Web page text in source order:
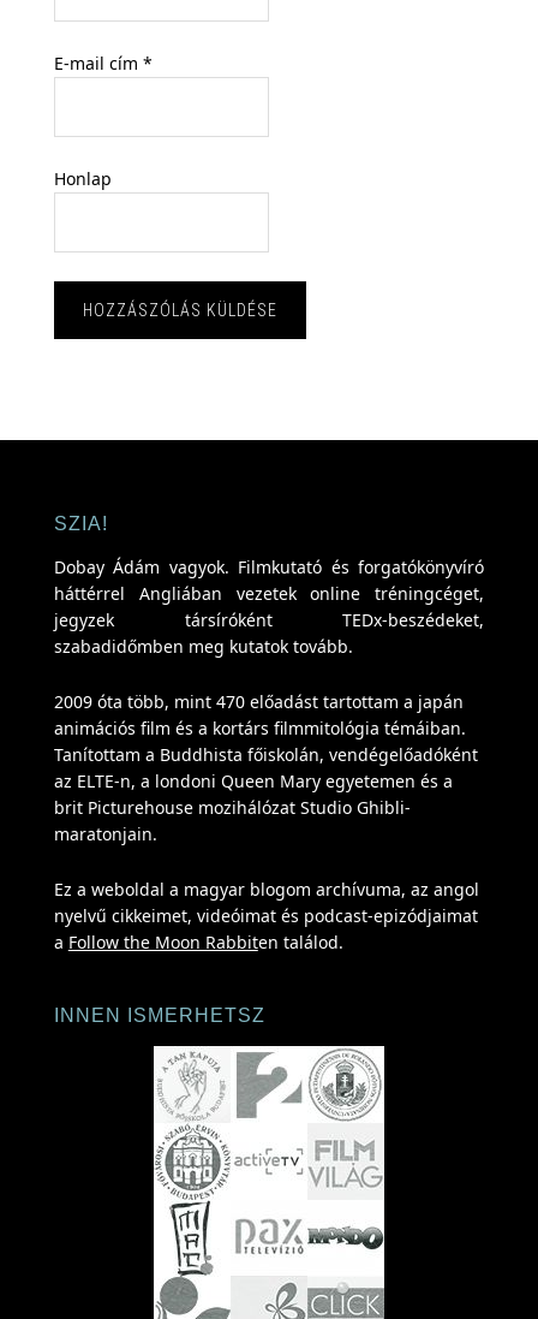
E-mail cím *
Honlap
SZIA!
Dobay Ádám vagyok. Filmkutató és forgatókönyvíró
háttérrel Angliában vezetek online tréningcéget,
jegyzek társíróként TEDx-beszédeket,
szabadidőmben meg kutatok tovább.
2009 óta több, mint 470 előadást tartottam a japán
animációs film és a kortárs filmmitológia témáiban.
Tanítottam a Buddhista főiskolán, vendégelőadóként
az ELTE-n, a londoni Queen Mary egyetemen és a
brit Picturehouse mozihálózat Studio Ghibli-
maratonjain.
Ez a weboldal a magyar blogom archívuma, az angol
nyelvű cikkeimet, videóimat és podcast-epizódjaimat
a Follow the Moon Rabbiten találod.
INNEN ISMERHETSZ